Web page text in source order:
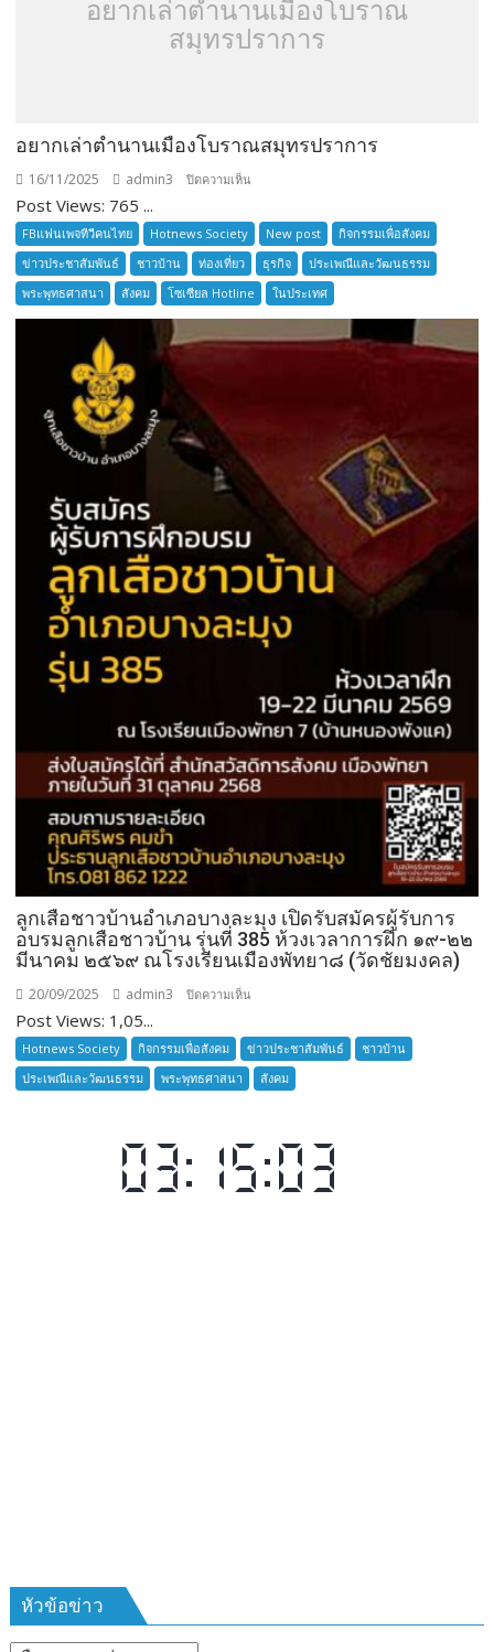
อยากเล่าตำนานเมืองโบราณ
สมุทรปราการ
อยากเล่าตำนานเมืองโบราณสมุทรปราการ
16/11/2025 admin3 ปิดความเห็น
เล่า
ตำนาน
เมือง
โบราณ
สมุทรปราการ
Post Views: 765 ...
FBแฟนเพจทีวีคนไทย Hotnews Society New post
กิจกรรมเพื่อสังคม
ข่าวประชาสัมพันธ์
ชาวบ้าน ท่องเที่ยว ธุรกิจ
ประเพณีและวัฒนธรรม
พระพุทธศาสนา
สังคม โซเซียล Hotline ในประเทศ
ลูกเสือชาวบ้านอำเภอบางละมุง เปิดรับสมัครผู้รับการ
อบรมลูกเสือชาวบ้าน รุ่นที่ 385 ห้วงเวลาการฝึก ๑๙-๒๒
มีนาคม ๒๕๖๙ ณโรงเรียนเมืองพัทยา๘ (วัดชัยมงคล)
20/09/2025 admin3 ปิดความเห็น
เสือ
ชาว
บ้าน
เปิด
รับ
๒๕๖๙
Post Views: 1,05...
Hotnews Society กิจกรรมเพื่อสังคม ข่าวประชาสัมพันธ์
ชาวบ้าน
ประเพณีและวัฒนธรรม
พระพุทธศาสนา สังคม
หัวข้อข่าว